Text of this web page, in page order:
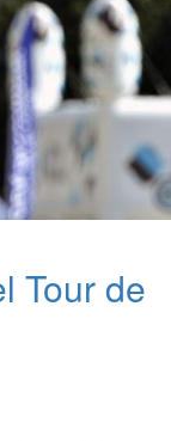
Tour de